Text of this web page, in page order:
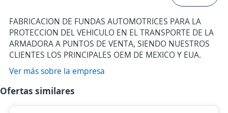
FABRICACION DE FUNDAS AUTOMOTRICES PARA LA
PROTECCION DEL VEHICULO EN EL TRANSPORTE DE LA
ARMADORA A PUNTOS DE VENTA, SIENDO NUESTROS
CLIENTES LOS PRINCIPALES OEM DE MEXICO Y EUA.
Ver más sobre la empresa
Ofertas similares